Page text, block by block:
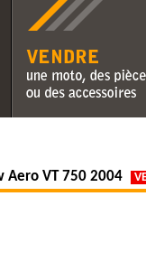
Vendre une moto, des
des accessoires
Aero VT 750 2004